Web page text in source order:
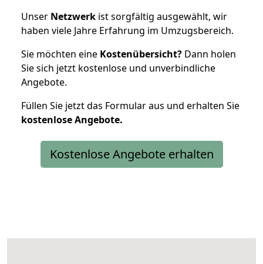
Unser Netzwerk ist sorgfältig ausgewählt, wir
haben viele Jahre Erfahrung im Umzugsbereich.
Sie möchten eine Kostenübersicht? Dann holen
Sie sich jetzt kostenlose und unverbindliche
Angebote.
Füllen Sie jetzt das Formular aus und erhalten Sie
kostenloseAngebote.
Kostenlose Angebote erhalten